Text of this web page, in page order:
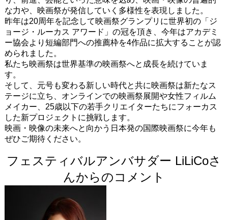
な力や、映画祭が発信していく多様性を表現しました。
昨年は20周年を記念して映画祭グランプリに世界初の「ジ
ョージ・ルーカス アワード」の冠を頂き、今年はアカデミ
ー協会より短編部門への推薦枠を4作品に拡大することが認
められました。
私たち映画祭は世界基準の映画祭へと成長を続けていま
す。
そして、元号も変わる新しい時代と共に映画祭は新たなス
テージに立ち、オンラインでの映画祭展開や女性フィルム
メイカー、25歳以下の若手クリエイターたちにフォーカス
した新プロジェクトに挑戦します。
映画・映像の未来へと向かう日本発の国際映画祭に今年も
ぜひご期待ください。
フェスティバルアンバサダー LiLiCoさ
んからのコメント